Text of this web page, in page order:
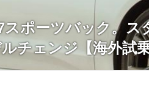
ポーツバック。
チェンジ【海外試